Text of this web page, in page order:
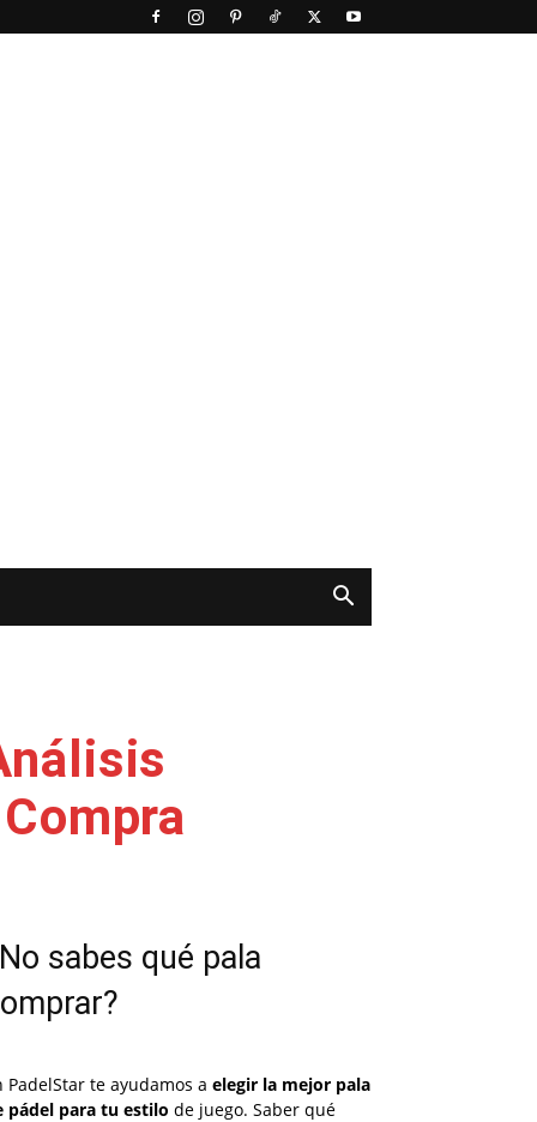
sabes qué pala
PadelStar te ayudamos a elegir la mejor pala
pádel para tu estilo de juego. Saber qué